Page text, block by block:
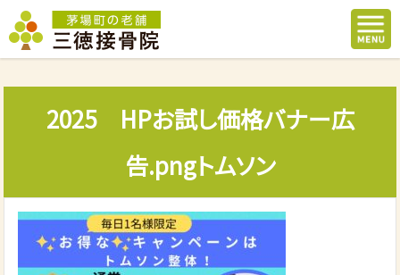
2025 HPお試し価格バナー広
告.pngトムソン